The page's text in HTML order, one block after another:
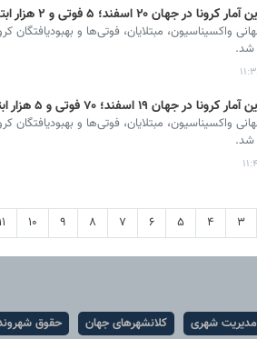
کرونا در جهان ۲۰ اسفند؛ ۵ فوتی و ۲ هزار ابتلای جدید
واکسیناسیون، مبتلایان، فوتی‌ها و بهبودیافتگان
شد.
کرونا در جهان ۱۹ اسفند؛ ۷۰ فوتی و ۵ هزار ابتلای جدید
واکسیناسیون، مبتلایان، فوتی‌ها و بهبودیافتگان
شد.
۳ ۴ ۵ ۶ ۷ ۸ ۹ ۱۰ ۱۱
مدیریت شهری کلانشهرهای جهان حقوق